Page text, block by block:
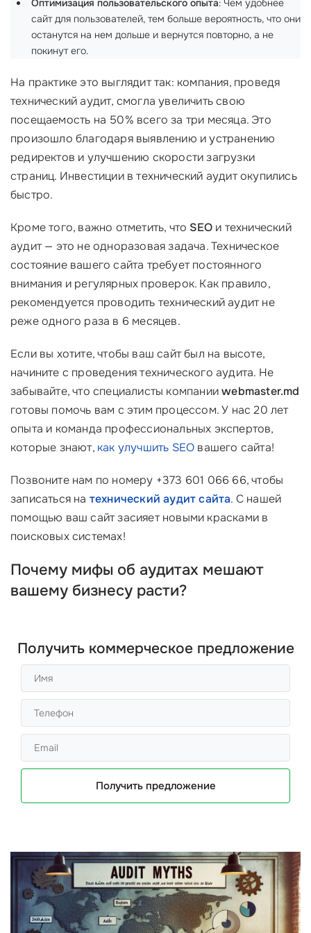
Оптимизация пользовательского опыта: Чем удобнее
сайт для пользователей, тем больше вероятность, что они
останутся на нем дольше и вернутся повторно, а не
покинут его.
На практике это выглядит так: компания, проведя
технический аудит, смогла увеличить свою
посещаемость на 50% всего за три месяца. Это
произошло благодаря выявлению и устранению
редиректов и улучшению скорости загрузки
страниц. Инвестиции в технический аудит окупились
быстро.
Кроме того, важно отметить, что SEO и технический
аудит — это не одноразовая задача. Техническое
состояние вашего сайта требует постоянного
внимания и регулярных проверок. Как правило,
рекомендуется проводить технический аудит не
реже одного раза в 6 месяцев.
Если вы хотите, чтобы ваш сайт был на высоте,
начините с проведения технического аудита. Не
забывайте, что специалисты компанииwebmaster.md
готовы помочь вам с этим процессом. У нас 20 лет
опыта и команда профессиональных экспертов,
которые знают, как улучшить SEO вашего сайта!
Позвоните нам по номеру +373 601 066 66, чтобы
записаться на технический аудит сайта. С нашей
помощью ваш сайт засияет новыми красками в
поисковых системах!
Почему мифы об аудитах мешают
вашему бизнесу расти?
Получить коммерческое предложение
Получить предложение